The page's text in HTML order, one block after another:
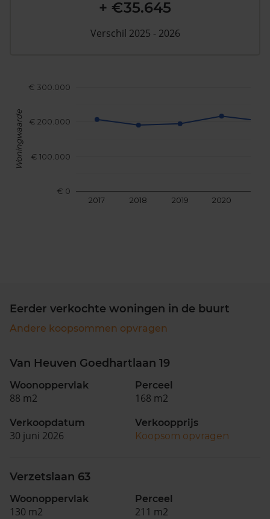
2017 2018 2019 2020
€ 0
€ 100.000
€ 200.000
€ 300.000
Woningwaarde
+ €35.645
Verschil 2025 - 2026
Eerder verkochte woningen in de buurt
Andere koopsommen opvragen
Van Heuven Goedhartlaan 19
Woonoppervlak
88 m2
Perceel
168 m2
Verkoopdatum
30 juni 2026
Verkoopprijs
Koopsom opvragen
Verzetslaan 63
Woonoppervlak
130 m2
Perceel
211 m2